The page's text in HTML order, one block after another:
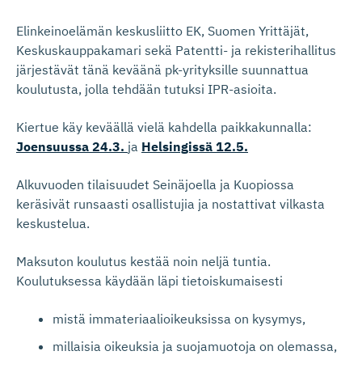
Elinkeinoelämän keskusliitto EK, Suomen Yrittäjät,
Keskuskauppakamari sekä Patentti- ja rekisterihallitus
järjestävät tänä keväänä pk-yrityksille suunnattua
koulutusta, jolla tehdään tutuksi IPR-asioita.
Kiertue käy keväällä vielä kahdella paikkakunnalla:
Joensuussa 24.3. ja Helsingissä 12.5.
Alkuvuoden tilaisuudet Seinäjoella ja Kuopiossa
keräsivät runsaasti osallistujia ja nostattivat vilkasta
keskustelua.
Maksuton koulutus kestää noin neljä tuntia.
Koulutuksessa käydään läpi tietoiskumaisesti
mistä immateriaalioikeuksissa on kysymys,
millaisia oikeuksia ja suojamuotoja on olemassa,